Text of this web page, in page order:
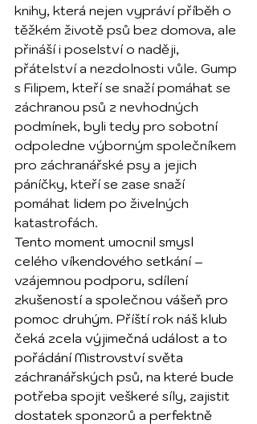
knihy, která nejen vypráví příběh o
těžkém životě psů bez domova, ale
přináší i poselství o naději,
přátelství a nezdolnosti vůle. Gump
s Filipem, kteří se snaží pomáhat se
záchranou psů z nevhodných
podmínek, byli tedy pro sobotní
odpoledne výborným společníkem
pro záchranářské psy a jejich
páníčky, kteří se zase snaží
pomáhat lidem po živelných
katastrofách.
Tento moment umocnil smysl
celého víkendového setkání –
vzájemnou podporu, sdílení
zkušeností a společnou vášeň pro
pomoc druhým. Příští rok náš klub
čeká zcela výjimečná událost a to
pořádání Mistrovství světa
záchranářských psů, na které bude
potřeba spojit veškeré síly, zajistit
dostatek sponzorů a perfektně